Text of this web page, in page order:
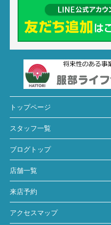
トップページ
スタッフ一覧
ブログトップ
店舗一覧
来店予約
アクセスマップ